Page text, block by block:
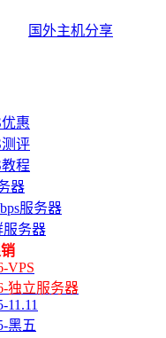
国外主机分享
惠
评
程
器
服务器
服务器
VPS
独立服务器
11.11
黑五